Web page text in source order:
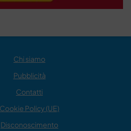
Chi siamo
Pubblicità
Contatti
Cookie Policy (UE)
Disconoscimento